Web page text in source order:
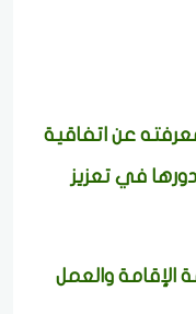
عن اتفاقية
في تعزيز
لأنظمة الإقامة والعمل